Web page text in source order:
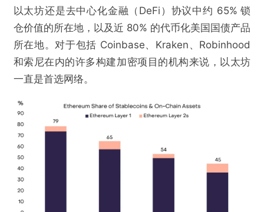
以太坊还是去中心化金融（DeFi）协议中约 65% 锁
仓价值的所在地，以及近 80% 的代币化美国国债产品
所在地。对于包括 Coinbase、Kraken、Robinhood
和索尼在内的许多构建加密项目的机构来说，以太坊
一直是首选网络。